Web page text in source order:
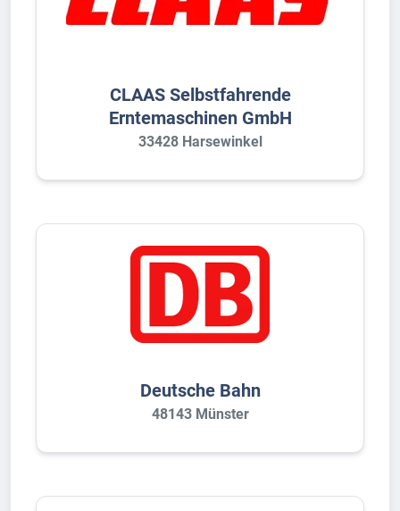
CLAAS Selbstfahrende
Erntemaschinen GmbH
33428 Harsewinkel
Deutsche Bahn
48143 Münster